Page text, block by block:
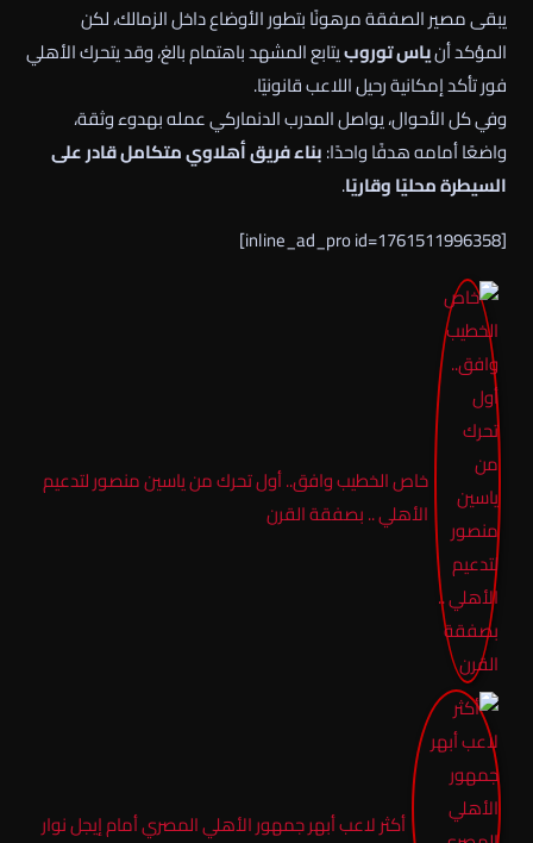
يبقى مصير الصفقة مرهونًا بتطور الأوضاع داخل الزمالك، لكن
المؤكد أنياس توروبيتابع المشهد باهتمام بالغ، وقد يتحرك الأهلي
فور تأكد إمكانية رحيل اللاعب قانونيًا.
وفي كل الأحوال، يواصل المدرب الدنماركي عمله بهدوء وثقة،
واضعًا أمامه هدفًا واحدًا:بناء فريق أهلاوي متكامل قادر على
السيطرة محليًا وقاريًا.
[inline_ad_pro id=1761511996358]
خاص الخطيب وافق.. أول تحرك من ياسين منصور لتدعيم
الأهلي .. بصفقة القرن
أكثر لاعب أبهر جمهور الأهلي المصري أمام إيجل نوار